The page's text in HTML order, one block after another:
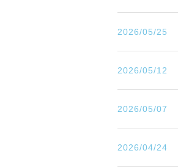
2026/05/25
2026/05/12
2026/05/07
2026/04/24